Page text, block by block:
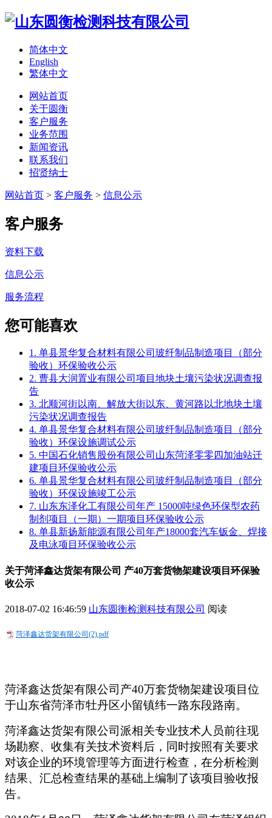
简体中文
English
繁体中文
网站首页
关于圆衡
客户服务
业务范围
新闻资讯
联系我们
招贤纳士
网站首页 > 客户服务 > 信息公示
客户服务
资料下载
信息公示
服务流程
您可能喜欢
1. 单县景华复合材料有限公司玻纤制品制造项目（部分
验收）环保验收公示
2. 曹县大润置业有限公司项目地块土壤污染状况调查报
告
3. 北顺河街以南、解放大街以东、黄河路以北地块土壤
污染状况调查报告
4. 单县景华复合材料有限公司玻纤制品制造项目（部分
验收）环保设施调试公示
5. 中国石化销售股份有限公司山东菏泽零零四加油站迁
建项目环保验收公示
6. 单县景华复合材料有限公司玻纤制品制造项目（部分
验收）环保设施竣工公示
7. 山东东泽化工有限公司年产 15000吨绿色环保型农药
制剂项目（一期）一期项目环保验收公示
8. 单县新扬新能源有限公司年产18000套汽车钣金、焊接
及电泳项目环保验收公示
关于菏泽鑫达货架有限公司 产40万套货物架建设项目环保验
收公示
2018-07-02 16:46:59 山东圆衡检测科技有限公司 阅读
菏泽鑫达货架有限公司(2).pdf
菏泽鑫达货架有限公司产40万套货物架建设项目位
于山东省菏泽市牡丹区小留镇纬一路东段路南。
菏泽鑫达货架有限公司派相关专业技术人员前往现
场勘察、收集有关技术资料后，同时按照有关要求
对该企业的环境管理等方面进行检查，在分析检测
结果、汇总检查结果的基础上编制了该项目验收报
告。